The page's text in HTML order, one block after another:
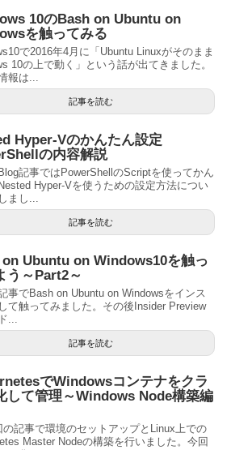
10のBash on Ubuntu on
を触ってみる
で2016年4月に「Ubuntu Linuxがそのまま
10の上で動く」という話が出てきました。
報は...
記事を読む
Hyper-Vのかんたん設定
の内容解説
記事ではPowerShellのScriptを使ってかん
Hyper-Vを使うための設定方法につい
まし...
記事を読む
Ubuntu on Windows10を触っ
う～Part2～
事でBash on Ubuntu on Windowsをインス
て触ってみました。その後Insider Preview
...
記事を読む
でWindowsコンテナをクラ
して管理～Windows Node構築編
の記事で環境のセットアップとLinux上での
Master Nodeの構築を行いました。今回